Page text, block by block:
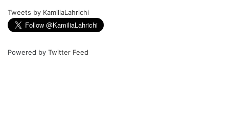
Tweets by KamiliaLahrichi
Powered by Twitter Feed